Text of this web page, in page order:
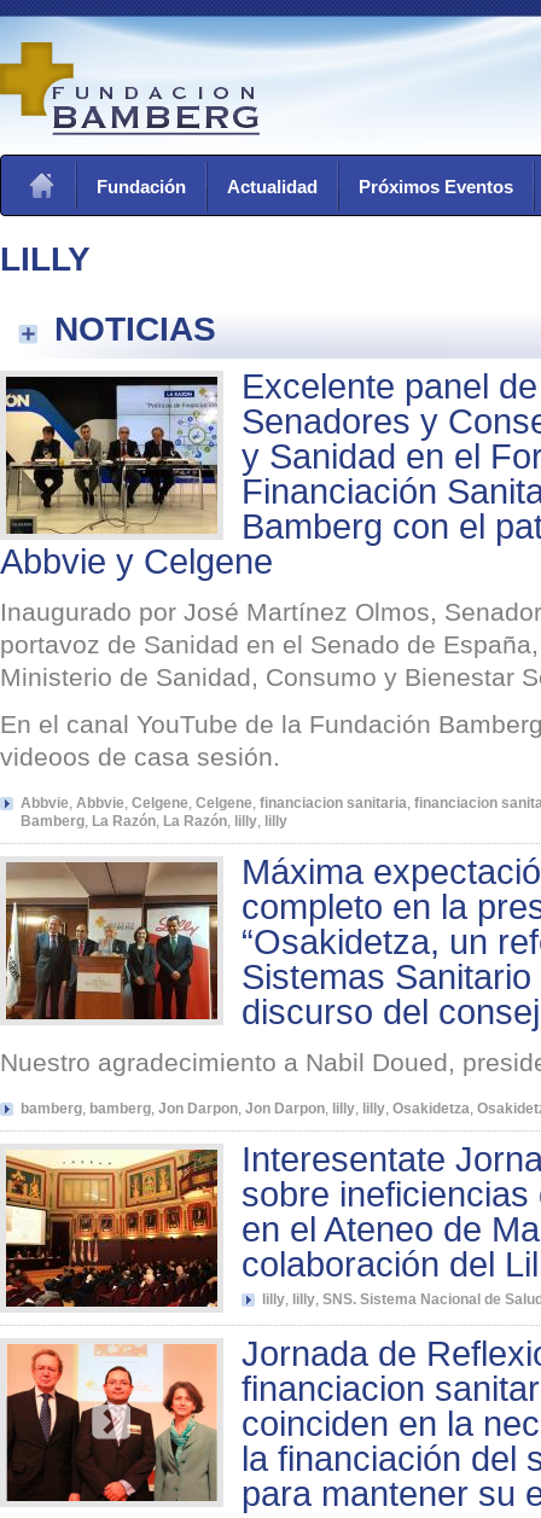
Fundación Actualidad Próximos Eventos
LILLY
NOTICIAS
Excelente panel
Senadores y
y Sanidad en el
Financiación
Bamberg con el
Abbvie y Celgene
Inaugurado por José Martínez Olmos,
portavoz de Sanidad en el Senado de
Ministerio de Sanidad, Consumo y Bienestar
En el canal YouTube de la Fundación
videoos de casa sesión.
Abbvie Abbvie Celgene Celgene financiacion sanitaria financiacion
Bamberg La Razón La Razón lilly lilly
Máxima
completo en la
“Osakidetza, un
Sistemas Sanitario
discurso del
Nuestro agradecimiento a Nabil Doued,
bamberg bamberg Jon Darpon Jon Darpon lilly lilly Osakidetza
Interesentate
sobre
en el Ateneo de
colaboración del
lilly lilly SNS. Sistema Nacional de
Jornada de
financiacion
coinciden en la
la financiación del
para mantener su